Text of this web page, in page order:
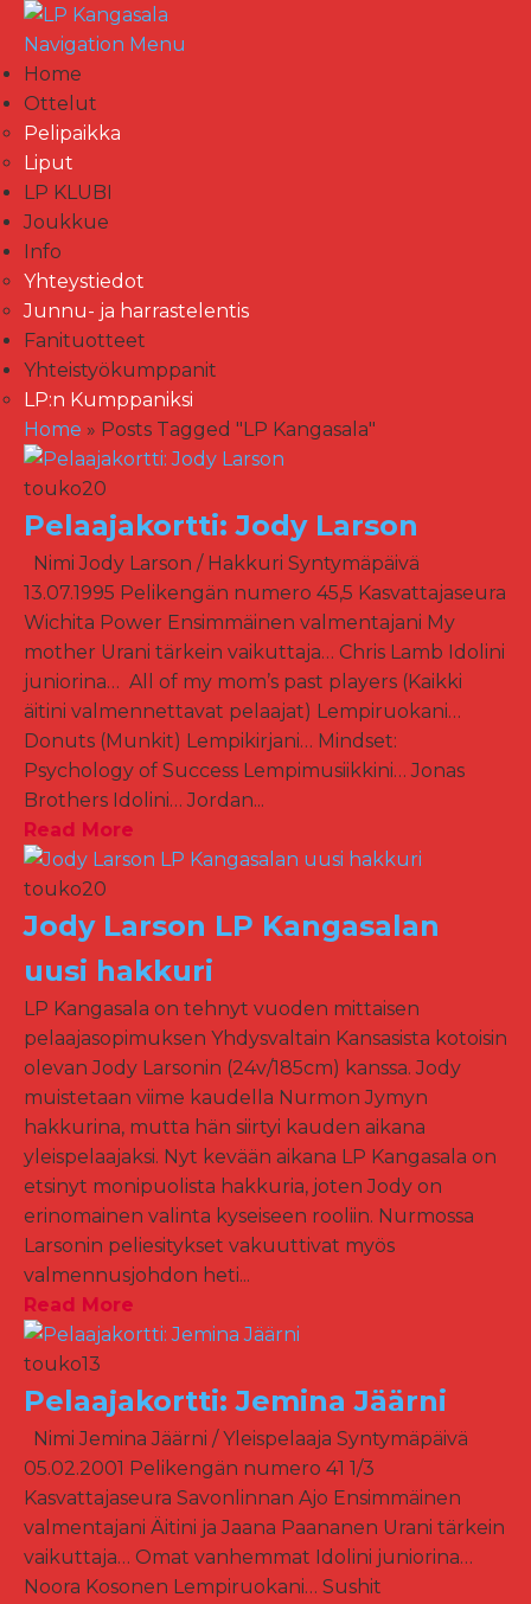
Navigation Menu
Home
Ottelut
Pelipaikka
Liput
LP KLUBI
Joukkue
Info
Yhteystiedot
Junnu- ja harrastelentis
Fanituotteet
Yhteistyökumppanit
LP:n Kumppaniksi
Home » Posts Tagged "LP Kangasala"
touko20
Pelaajakortti: Jody Larson
Nimi Jody Larson / Hakkuri Syntymäpäivä
13.07.1995 Pelikengän numero 45,5 Kasvattajaseura
Wichita Power Ensimmäinen valmentajani My
mother Urani tärkein vaikuttaja… Chris Lamb Idolini
juniorina… All of my mom’s past players (Kaikki
äitini valmennettavat pelaajat) Lempiruokani…
Donuts (Munkit) Lempikirjani… Mindset:
Psychology of Success Lempimusiikkini… Jonas
Brothers Idolini… Jordan...
Read More
touko20
Jody Larson LP Kangasalan
uusi hakkuri
LP Kangasala on tehnyt vuoden mittaisen
pelaajasopimuksen Yhdysvaltain Kansasista kotoisin
olevan Jody Larsonin (24v/185cm) kanssa. Jody
muistetaan viime kaudella Nurmon Jymyn
hakkurina, mutta hän siirtyi kauden aikana
yleispelaajaksi. Nyt kevään aikana LP Kangasala on
etsinyt monipuolista hakkuria, joten Jody on
erinomainen valinta kyseiseen rooliin. Nurmossa
Larsonin peliesitykset vakuuttivat myös
valmennusjohdon heti...
Read More
touko13
Pelaajakortti: Jemina Jäärni
Nimi Jemina Jäärni / Yleispelaaja Syntymäpäivä
05.02.2001 Pelikengän numero 41 1/3
Kasvattajaseura Savonlinnan Ajo Ensimmäinen
valmentajani Äitini ja Jaana Paananen Urani tärkein
vaikuttaja… Omat vanhemmat Idolini juniorina…
Noora Kosonen Lempiruokani… Sushit